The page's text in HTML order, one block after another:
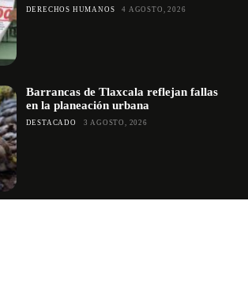
DERECHOS HUMANOS 4 AGOSTO, 2026
Barrancas de Tlaxcala reflejan fallas
en la planeación urbana
DESTACADO 3 AGOSTO, 2026